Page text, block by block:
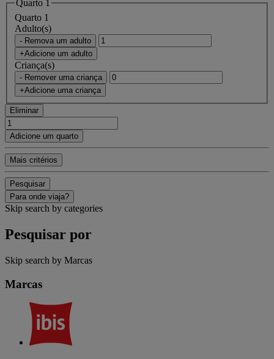
Quarto 1
Quarto 1
Adulto(s)
- Remova um adulto
+Adicione um adulto
Criança(s)
- Remover uma criança
+Adicione uma criança
Eliminar
Adicione um quarto
Mais critérios
Pesquisar
Para onde viaja?
Skip search by categories
Pesquisar por
Skip search by Marcas
Marcas